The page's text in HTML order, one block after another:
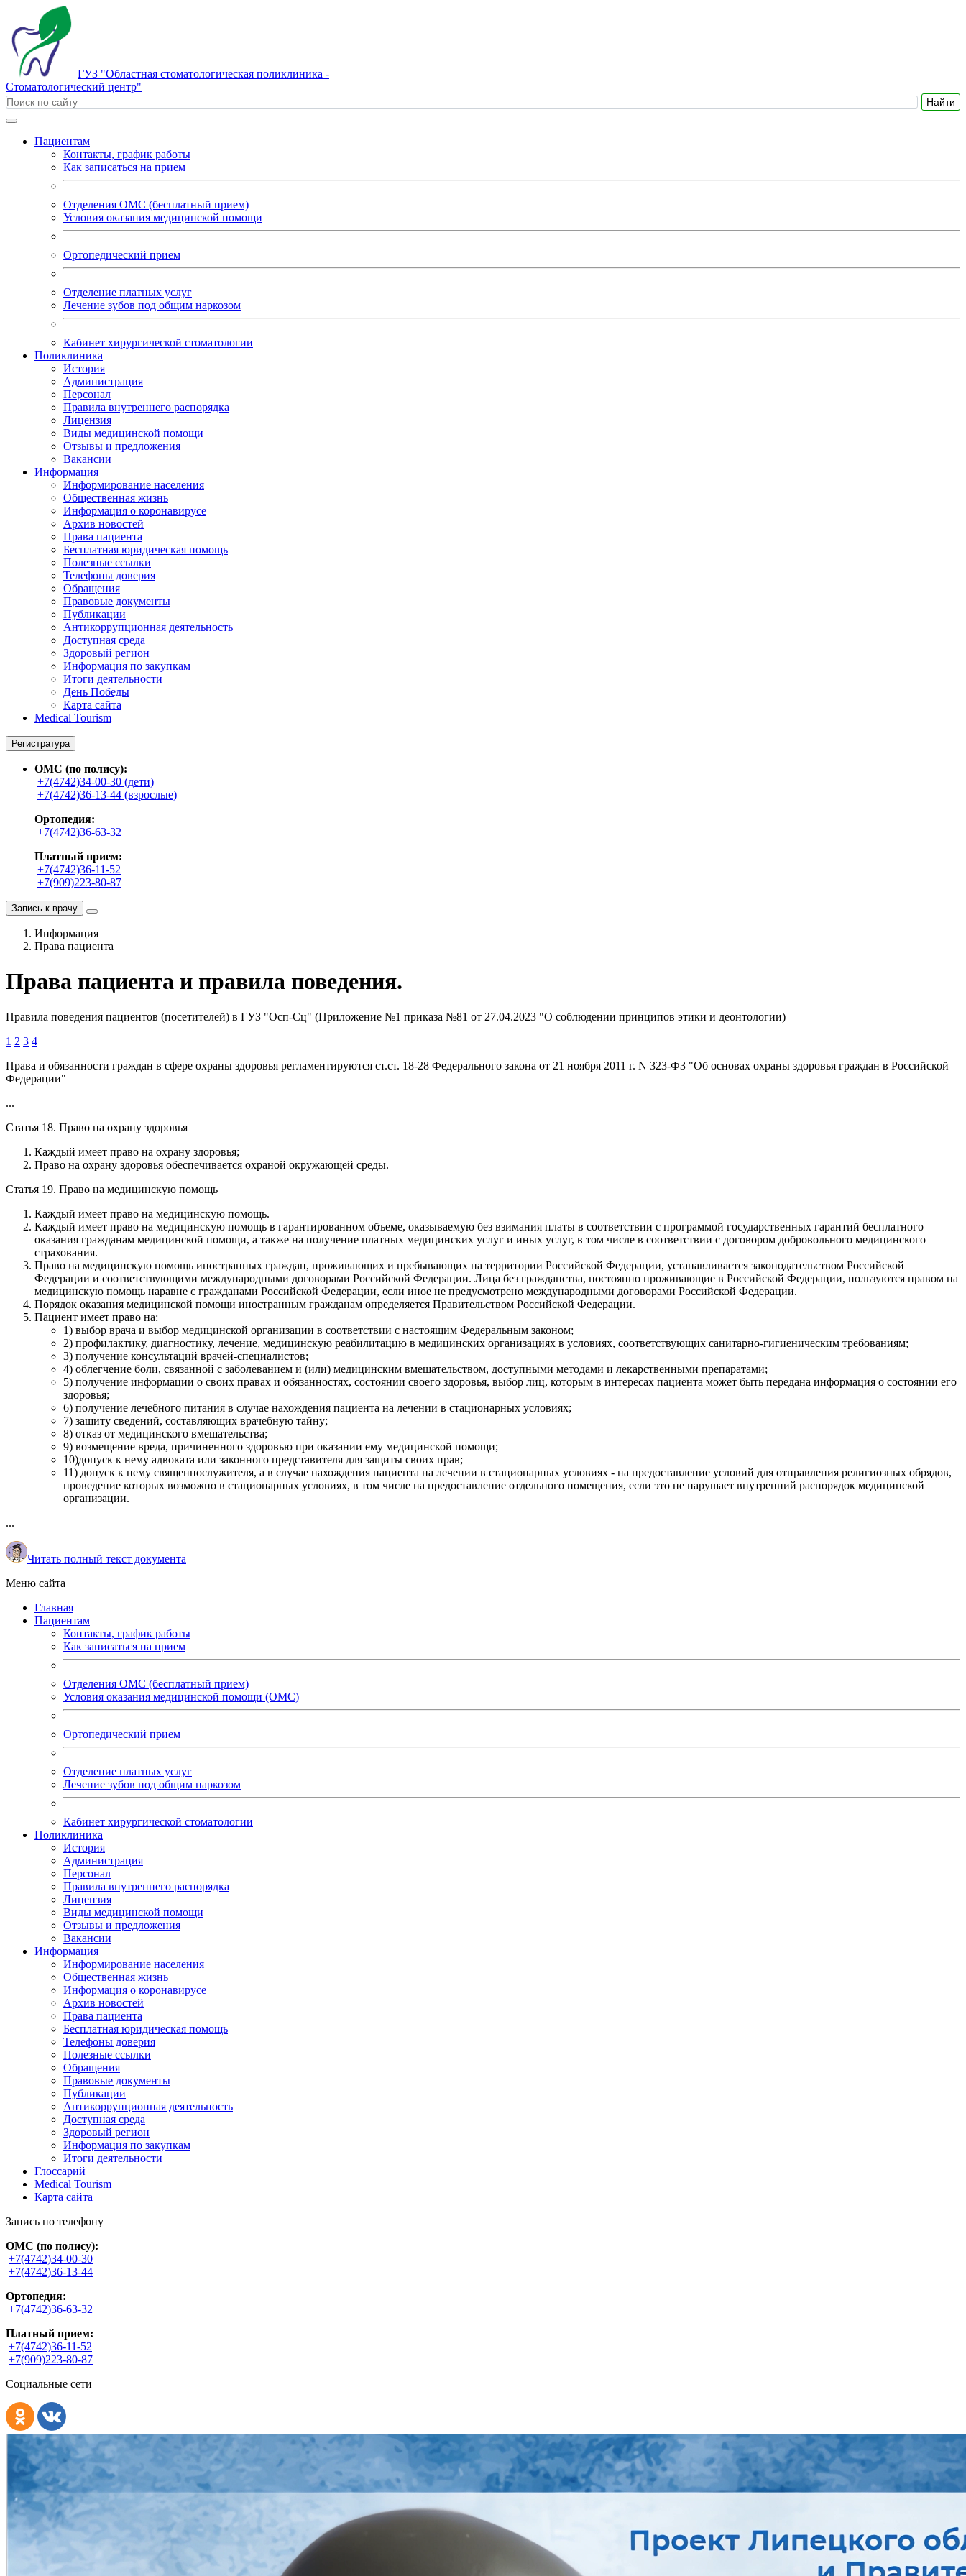
ГУЗ "Областная стоматологическая поликлиника -
Стоматологический центр"
Пациентам
Контакты, график работы
Как записаться на прием
Отделения ОМС (бесплатный прием)
Условия оказания медицинской помощи
Ортопедический прием
Отделение платных услуг
Лечение зубов под общим наркозом
Кабинет хирургической стоматологии
Поликлиника
История
Администрация
Персонал
Правила внутреннего распорядка
Лицензия
Виды медицинской помощи
Отзывы и предложения
Вакансии
Информация
Информирование населения
Общественная жизнь
Информация о коронавирусе
Архив новостей
Права пациента
Бесплатная юридическая помощь
Полезные ссылки
Телефоны доверия
Обращения
Правовые документы
Публикации
Антикоррупционная деятельность
Доступная среда
Здоровый регион
Информация по закупкам
Итоги деятельности
День Победы
Карта сайта
Medical Tourism
Регистратура
ОМС (по полису):
+7(4742)34-00-30 (дети)
+7(4742)36-13-44 (взрослые)
Ортопедия:
+7(4742)36-63-32
Платный прием:
+7(4742)36-11-52
+7(909)223-80-87
Запись к врачу
Информация
Права пациента
Права пациента и правила поведения.
Правила поведения пациентов (посетителей) в ГУЗ "Осп-Сц" (Приложение №1 приказа №81 от 27.04.2023 "О соблюдении принципов этики и деонтологии)
1 2 3 4
Права и обязанности граждан в сфере охраны здоровья регламентируются ст.ст. 18-28 Федерального закона от 21 ноября 2011 г. N 323-ФЗ "Об основах охраны здоровья граждан в Российской
Федерации"
...
Статья 18. Право на охрану здоровья
Каждый имеет право на охрану здоровья;
Право на охрану здоровья обеспечивается охраной окружающей среды.
Статья 19. Право на медицинскую помощь
Каждый имеет право на медицинскую помощь.
Каждый имеет право на медицинскую помощь в гарантированном объеме, оказываемую без взимания платы в соответствии с программой государственных гарантий бесплатного
оказания гражданам медицинской помощи, а также на получение платных медицинских услуг и иных услуг, в том числе в соответствии с договором добровольного медицинского
страхования.
Право на медицинскую помощь иностранных граждан, проживающих и пребывающих на территории Российской Федерации, устанавливается законодательством Российской
Федерации и соответствующими международными договорами Российской Федерации. Лица без гражданства, постоянно проживающие в Российской Федерации, пользуются правом на
медицинскую помощь наравне с гражданами Российской Федерации, если иное не предусмотрено международными договорами Российской Федерации.
Порядок оказания медицинской помощи иностранным гражданам определяется Правительством Российской Федерации.
Пациент имеет право на:
1) выбор врача и выбор медицинской организации в соответствии с настоящим Федеральным законом;
2) профилактику, диагностику, лечение, медицинскую реабилитацию в медицинских организациях в условиях, соответствующих санитарно-гигиеническим требованиям;
3) получение консультаций врачей-специалистов;
4) облегчение боли, связанной с заболеванием и (или) медицинским вмешательством, доступными методами и лекарственными препаратами;
5) получение информации о своих правах и обязанностях, состоянии своего здоровья, выбор лиц, которым в интересах пациента может быть передана информация о состоянии его
здоровья;
6) получение лечебного питания в случае нахождения пациента на лечении в стационарных условиях;
7) защиту сведений, составляющих врачебную тайну;
8) отказ от медицинского вмешательства;
9) возмещение вреда, причиненного здоровью при оказании ему медицинской помощи;
10)допуск к нему адвоката или законного представителя для защиты своих прав;
11) допуск к нему священнослужителя, а в случае нахождения пациента на лечении в стационарных условиях - на предоставление условий для отправления религиозных обрядов,
проведение которых возможно в стационарных условиях, в том числе на предоставление отдельного помещения, если это не нарушает внутренний распорядок медицинской
организации.
...
Читать полный текст документа
Меню сайта
Главная
Пациентам
Контакты, график работы
Как записаться на прием
Отделения ОМС (бесплатный прием)
Условия оказания медицинской помощи (ОМС)
Ортопедический прием
Отделение платных услуг
Лечение зубов под общим наркозом
Кабинет хирургической стоматологии
Поликлиника
История
Администрация
Персонал
Правила внутреннего распорядка
Лицензия
Виды медицинской помощи
Отзывы и предложения
Вакансии
Информация
Информирование населения
Общественная жизнь
Информация о коронавирусе
Архив новостей
Права пациента
Бесплатная юридическая помощь
Телефоны доверия
Полезные ссылки
Обращения
Правовые документы
Публикации
Антикоррупционная деятельность
Доступная среда
Здоровый регион
Информация по закупкам
Итоги деятельности
Глоссарий
Medical Tourism
Карта сайта
Запись по телефону
ОМС (по полису):
+7(4742)34-00-30
+7(4742)36-13-44
Ортопедия:
+7(4742)36-63-32
Платный прием:
+7(4742)36-11-52
+7(909)223-80-87
Социальные сети